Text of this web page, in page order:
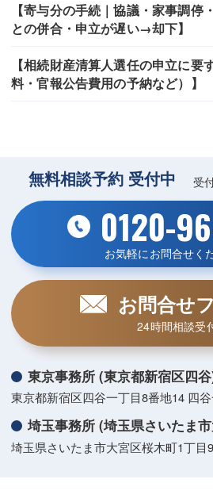
【寄与分の手続｜協議・家事調停
との併合・申立が遅い→却下】
【相続財産清算人選任の申立に要
料・官報公告費用の予納など）】
無料相談予約 受付中 受
0120-
お気軽にお問合せく
お問合せ
24時間相談受
東京事務所 (東京都新宿区四
東京都新宿区四谷一丁目8番地14 四
埼玉事務所 (埼玉県さいたま
埼玉県さいたま市大宮区桜木町1丁目